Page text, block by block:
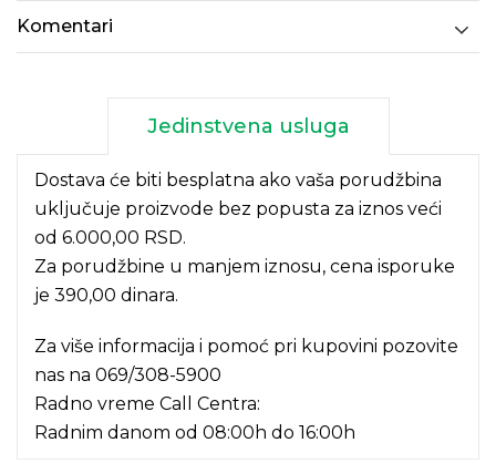
Komentari
Jedinstvena usluga
Dostava će biti besplatna ako vaša porudžbina
uključuje proizvode bez popusta za iznos veći
od 6.000,00 RSD.
Za porudžbine u manjem iznosu, cena isporuke
je 390,00 dinara.
Za više informacija i pomoć pri kupovini pozovite
nas na 069/308-5900
Radno vreme Call Centra:
Radnim danom od 08:00h do 16:00h